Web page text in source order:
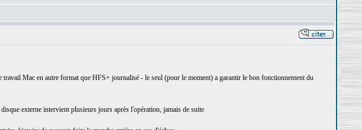
Mac en autre format que HFS+ journalisé - le seul (pour le moment) a garantir le bon fonctionnement du
externe intervient plusieurs jours après l'opération, jamais de suite